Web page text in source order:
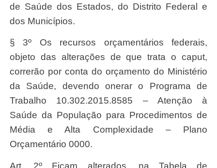
de Saúde dos Estados, do Distrito Federal e
dos Municípios.
§ 3º Os recursos orçamentários federais,
objeto das alterações de que trata o caput,
correrão por conta do orçamento do Ministério
da Saúde, devendo onerar o Programa de
Trabalho 10.302.2015.8585 – Atenção à
Saúde da População para Procedimentos de
Média e Alta Complexidade – Plano
Orçamentário 0000.
Art. 2º Ficam alterados, na Tabela de